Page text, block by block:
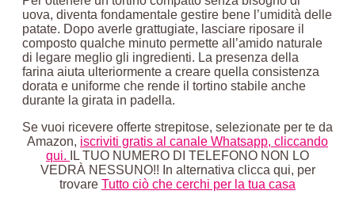
uova, diventa fondamentale gestire bene l’umidità delle
patate. Dopo averle grattugiate, lasciare riposare il
composto qualche minuto permette all’amido naturale
di legare meglio gli ingredienti. La presenza della
farina aiuta ulteriormente a creare quella consistenza
dorata e uniforme che rende il tortino stabile anche
durante la girata in padella.
Se vuoi ricevere offerte strepitose, selezionate per te da
Amazon, iscriviti gratis al canale Whatsapp, cliccando
qui.
IL TUO NUMERO DI TELEFONO NON LO
VEDRÀ NESSUNO!! In alternativa clicca qui, per
trovare Tutto ciò che cerchi per la tua casa